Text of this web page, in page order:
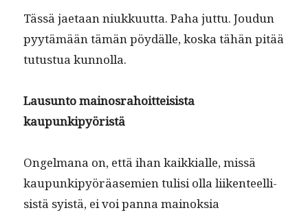
Tässä jae­taan niukku­ut­ta. Paha jut­tu. Joudun
pyytämään tämän pöy­dälle, kos­ka tähän pitää
tutus­tua kunnolla.
Lausun­to main­os­ra­hoit­tei­sista
kaupunkipyöristä
Ongel­mana on, että ihan kaikkialle, mis­sä
kaupunkipyöräasemien tulisi olla liiken­teel­li­
sistä syistä, ei voi pan­na main­ok­sia